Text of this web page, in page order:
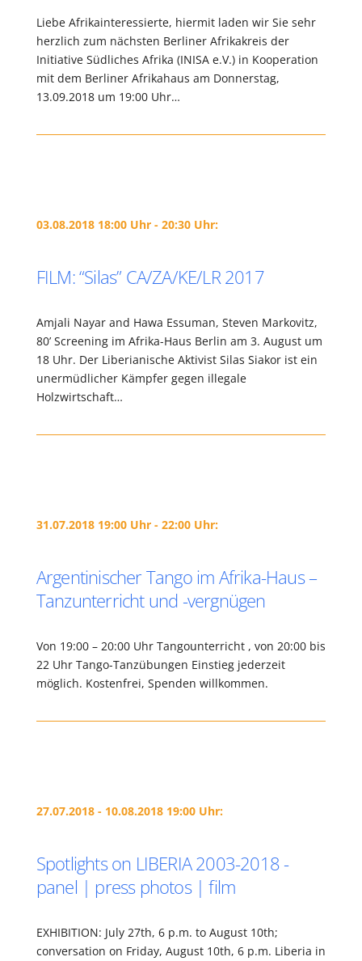
Liebe Afrikainteressierte, hiermit laden wir Sie sehr
herzlich zum nächsten Berliner Afrikakreis der
Initiative Südliches Afrika (INISA e.V.) in Kooperation
mit dem Berliner Afrikahaus am Donnerstag,
13.09.2018 um 19:00 Uhr…
03.08.2018 18:00 Uhr - 20:30 Uhr:
FILM: “Silas” CA/ZA/KE/LR 2017
Amjali Nayar and Hawa Essuman, Steven Markovitz,
80’ Screening im Afrika-Haus Berlin am 3. August um
18 Uhr. Der Liberianische Aktivist Silas Siakor ist ein
unermüdlicher Kämpfer gegen illegale
Holzwirtschaft…
31.07.2018 19:00 Uhr - 22:00 Uhr:
Argentinischer Tango im Afrika-Haus –
Tanzunterricht und -vergnügen
Von 19:00 – 20:00 Uhr Tangounterricht , von 20:00 bis
22 Uhr Tango-Tanzübungen Einstieg jederzeit
möglich. Kostenfrei, Spenden willkommen.
27.07.2018 - 10.08.2018 19:00 Uhr:
Spotlights on LIBERIA 2003-2018 -
panel | press photos | film
EXHIBITION: July 27th, 6 p.m. to August 10th;
conversation on Friday, August 10th, 6 p.m. Liberia in